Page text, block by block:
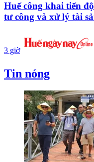
Huế công khai tiến
tư công và xử lý tài
3 giờ
Tin nóng